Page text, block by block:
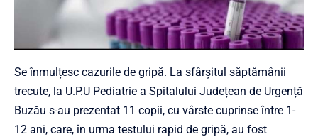
Se înmulțesc cazurile de gripă. La sfârșitul săptămânii
trecute, la U.P.U Pediatrie a Spitalului Județean de Urgență
Buzău s-au prezentat 11 copii, cu vârste cuprinse între 1-
12 ani, care, în urma testului rapid de gripă, au fost